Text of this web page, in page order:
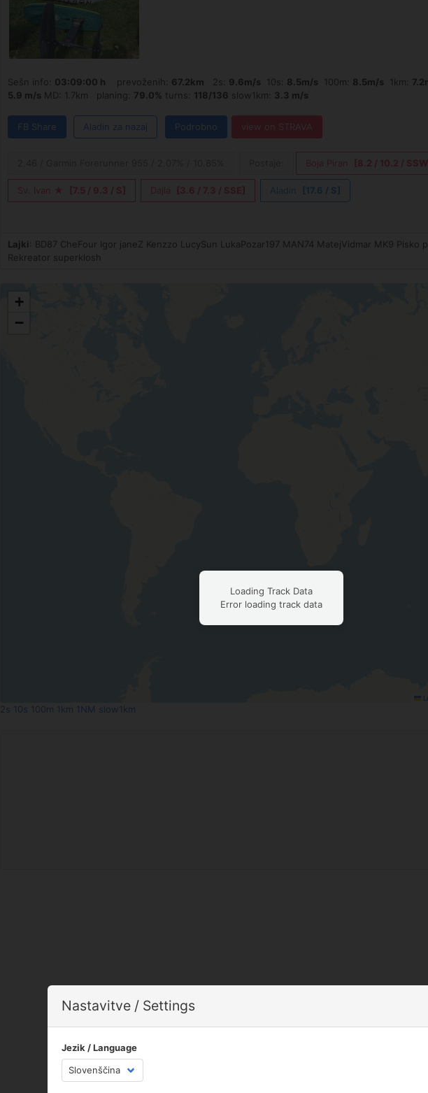
Nastavitve / Settings
Jezik / Language
Sešn info: 03:09:00 h prevoženih: 67.2km 2s: 9.6m/s 10s: 8.5m/s 100m: 8.5m/s 1km:
5.9 m/s MD: 1.7km planing: 79.0% turns: 118/136 slow1km: 3.3 m/s
FB Share Aladin za nazaj Podrobno view on STRAVA
Boja Piran [8.2 / 10.2 / SSW]
Sv. Ivan ★ [7.5 / 9.3 / S] Dajla [3.6 / 7.3 / SSE] Aladin [17.6 / S]
Lajki: BD87 CheFour Igor janeZ Kenzzo LucySun LukaPozar197 MAN74 MatejVidmar MK9 Pisko
Rekreator superklosh
+
−
2s 10s 100m 1km 1NM slow1km
Loading Track Data
Error loading track data